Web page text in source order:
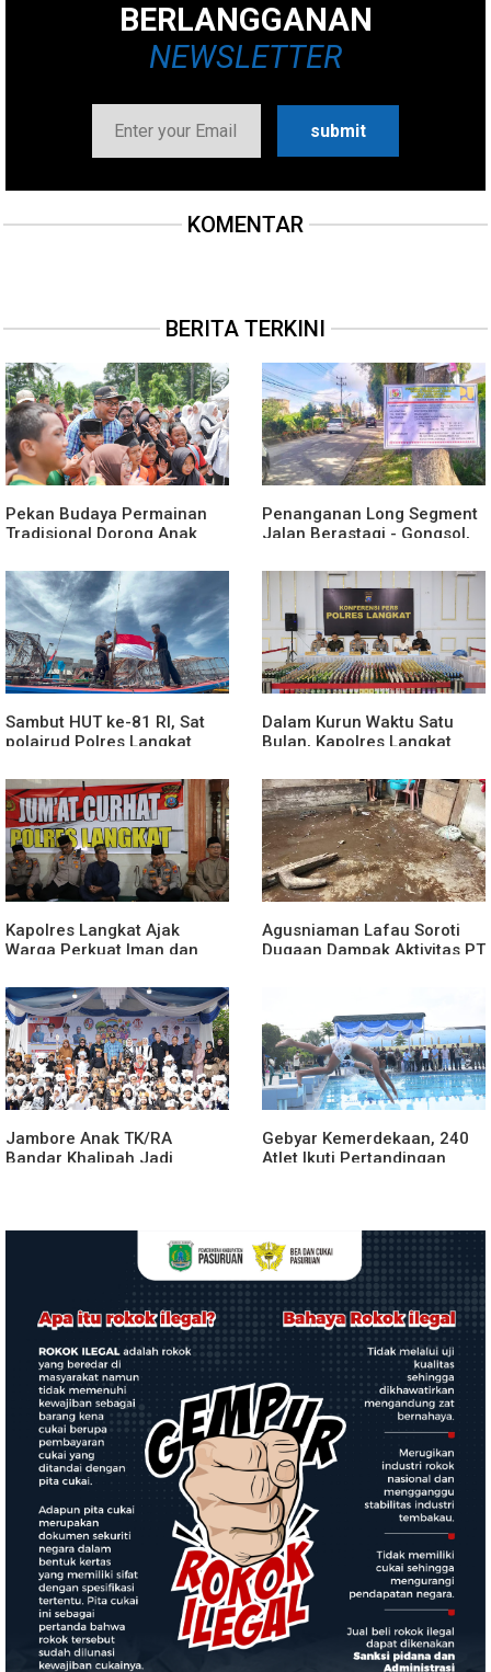
BERLANGGANAN
NEWSLETTER
KOMENTAR
BERITA TERKINI
Pekan Budaya Permainan
Tradisional Dorong Anak
Ketergantungan Gadget
Penanganan Long Segment
Jalan Berastagi - Gongsol,
Tingkatkan Kenyamanan
Akses Wisata, Pertanian dan
Perekonomian
Sambut HUT ke-81 RI, Sat
polairud Polres Langkat
Putih kepada Nelayan
Dalam Kurun Waktu Satu
Bulan, Kapolres Langkat
Narkotika, Tindak Pidana
Kriminal, dan Kekerasan
Seksual terhadap Anak
Kapolres Langkat Ajak
Warga Perkuat Iman dan
Safari Jumat Curhat
Agusniaman Lafau Soroti
Dugaan Dampak Aktivitas PT
Jambore Anak TK/RA
Bandar Khalipah Jadi
Gebyar Kemerdekaan, 240
Atlet Ikuti Pertandingan